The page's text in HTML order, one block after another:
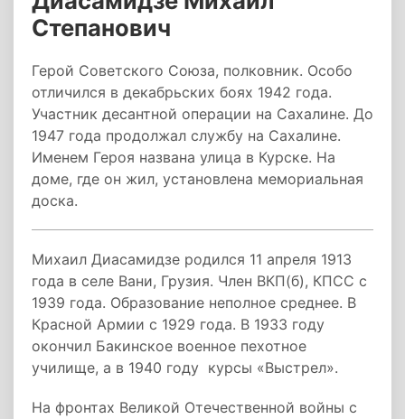
Степанович
Герой Советского Союза, полковник. Особо
отличился в декабрьских боях 1942 года.
Участник десантной операции на Сахалине. До
1947 года продолжал службу на Сахалине.
Именем Героя названа улица в Курске. На
доме, где он жил, установлена мемориальная
доска.
Михаил Диасамидзе родился 11 апреля 1913
года в селе Вани, Грузия. Член ВКП(б), КПСС с
1939 года. Образование неполное среднее. В
Красной Армии с 1929 года. В 1933 году
окончил Бакинское военное пехотное
училище, а в 1940 году ­ курсы «Выстрел».
На фронтах Великой Отечественной войны с